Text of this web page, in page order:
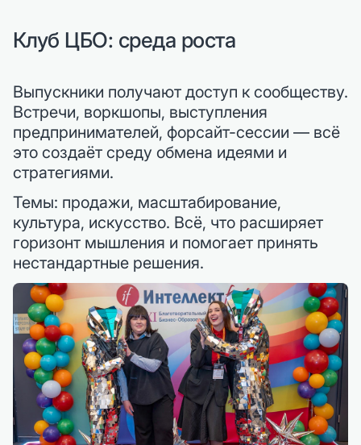
Клуб ЦБО: среда роста
Выпускники получают доступ к сообществу.
Встречи, воркшопы, выступления
предпринимателей, форсайт-сессии — всё
это создаёт среду обмена идеями и
стратегиями.
Темы: продажи, масштабирование,
культура, искусство. Всё, что расширяет
горизонт мышления и помогает принять
нестандартные решения.